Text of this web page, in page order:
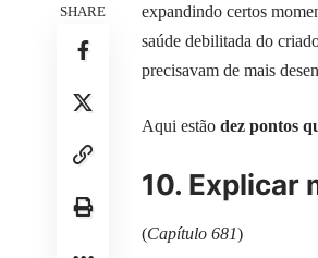
SHARE
expandindo certos
saúde debilitada do
precisavam de mais
Aqui estão dez pontos
10. Explicar
(Capítulo 681)